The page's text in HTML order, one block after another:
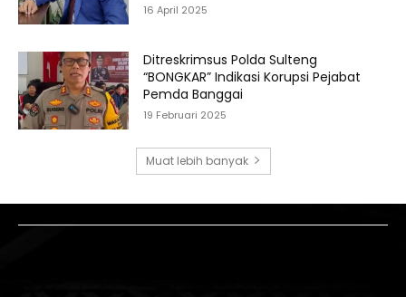
16 April 2025
Ditreskrimsus Polda Sulteng
“BONGKAR” Indikasi Korupsi Pejabat
Pemda Banggai
19 Februari 2025
Muat lebih banyak